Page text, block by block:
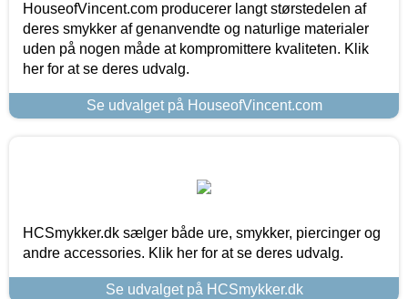
HouseofVincent.com producerer langt størstedelen af
deres smykker af genanvendte og naturlige materialer
uden på nogen måde at kompromittere kvaliteten. Klik
her for at se deres udvalg.
Se udvalget på HouseofVincent.com
HCSmykker.dk sælger både ure, smykker, piercinger og
andre accessories. Klik her for at se deres udvalg.
Se udvalget på HCSmykker.dk